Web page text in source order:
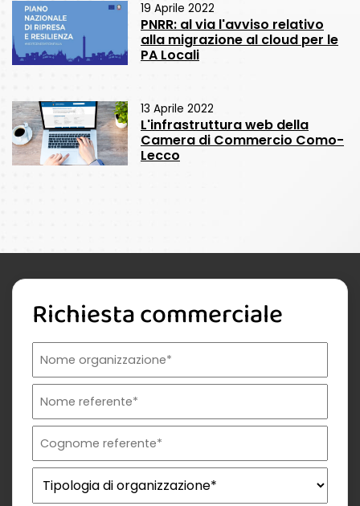
19 Aprile 2022
PNRR: al via l'avviso relativo
alla migrazione al cloud per le
PA Locali
13 Aprile 2022
L'infrastruttura web della
Camera di Commercio Como-
Lecco
Richiesta commerciale
Nome organizzazione
Nome referente
Cognome referente
Tipologia di organizzazione
Prodotto di interesse
Indirizzo email istituzionale*
Telefono istituzionale
Messaggio